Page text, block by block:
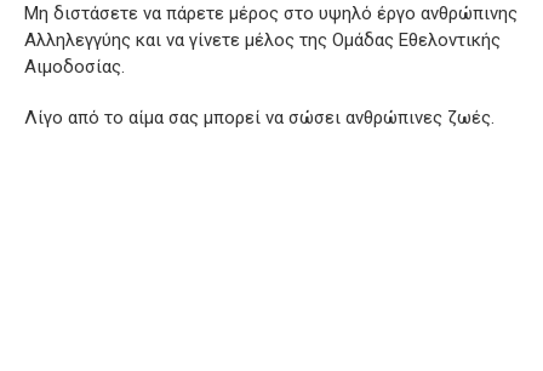
Μη διστάσετε να πάρετε μέρος στο υψηλό έργο ανθρώπινης
Αλληλεγγύης και να γίνετε μέλος της Ομάδας Εθελοντικής
Αιμοδοσίας.
Λίγο από το αίμα σας μπορεί να σώσει ανθρώπινες ζωές.